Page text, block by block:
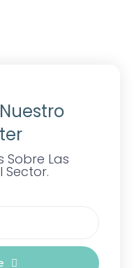
Sobre Las
Sector.